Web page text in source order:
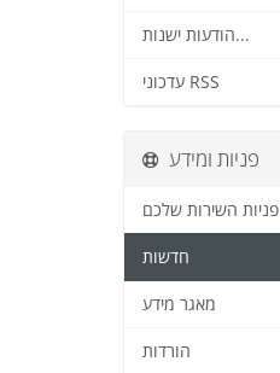
הודעות ישנות...
עדכוני RSS
פניות ומידע
פניות השירות שלכם
חדשות
מאגר מידע
הורדות